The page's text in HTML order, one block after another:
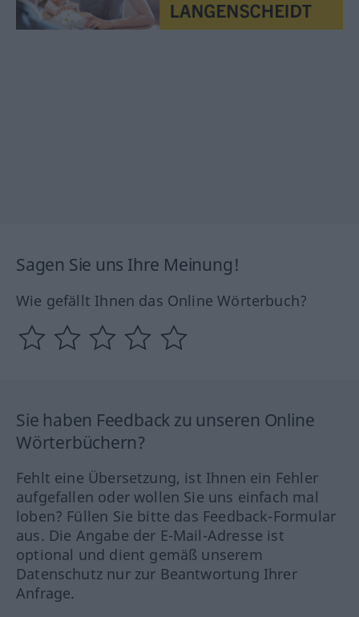
Sagen Sie uns Ihre Meinung!
Wie gefällt Ihnen das Online Wörterbuch?
Sie haben Feedback zu unseren Online
Wörterbüchern?
Fehlt eine Übersetzung, ist Ihnen ein Fehler
aufgefallen oder wollen Sie uns einfach mal
loben? Füllen Sie bitte das Feedback-Formular
aus. Die Angabe der E-Mail-Adresse ist
optional und dient gemäß unserem
Datenschutz nur zur Beantwortung Ihrer
Anfrage.